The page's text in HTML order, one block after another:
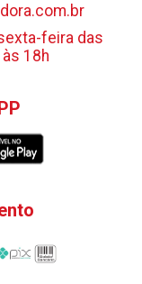
feira das
18h